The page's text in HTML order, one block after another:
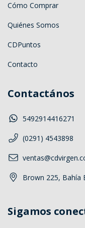
Cómo Comprar
Quiénes Somos
CDPuntos
Contacto
Contactános
5492914416271
(0291) 4543898
Brown 225, Bahía
Sigamos